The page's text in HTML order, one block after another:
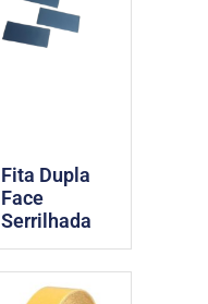
Fita Dupla
Face
Serrilhada